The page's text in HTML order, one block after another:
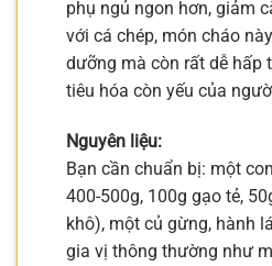
phụ ngủ ngon hơn, giảm
với cá chép, món cháo
dưỡng mà còn rất dễ hấp
tiêu hóa còn yếu của
Nguyên liệu:
Bạn cần chuẩn bị: một
400-500g, 100g gạo tẻ,
khô), một củ gừng, hành
gia vị thông thường như